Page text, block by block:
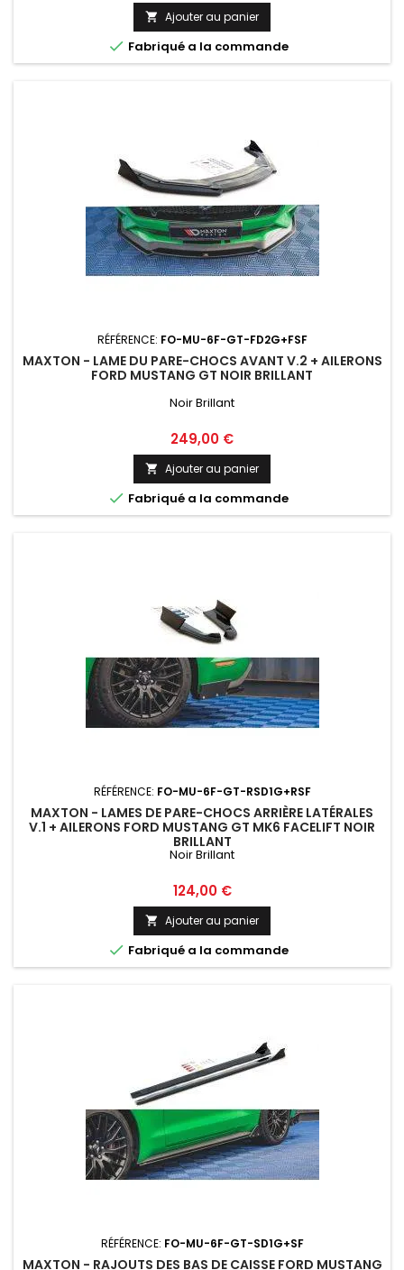
 Ajouter au panier
 Fabriqué a la commande
RÉFÉRENCE: FO-MU-6F-GT-FD2G+FSF
MAXTON - LAME DU PARE-CHOCS AVANT V.2 + AILERONS
FORD MUSTANG GT NOIR BRILLANT
Noir Brillant
Prix
249,00 €
 Ajouter au panier
 Fabriqué a la commande
RÉFÉRENCE: FO-MU-6F-GT-RSD1G+RSF
MAXTON - LAMES DE PARE-CHOCS ARRIÈRE LATÉRALES
V.1 + AILERONS FORD MUSTANG GT MK6 FACELIFT NOIR
BRILLANT
Noir Brillant
Prix
124,00 €
 Ajouter au panier
 Fabriqué a la commande
RÉFÉRENCE: FO-MU-6F-GT-SD1G+SF
MAXTON - RAJOUTS DES BAS DE CAISSE FORD MUSTANG